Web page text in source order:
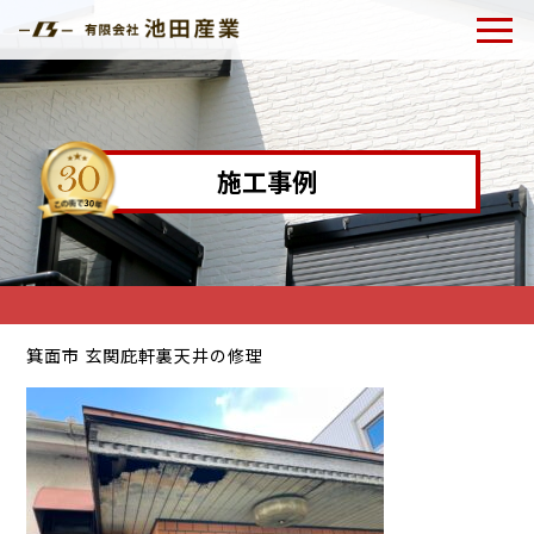
施工事例
箕面市 玄関庇軒裏天井の修理